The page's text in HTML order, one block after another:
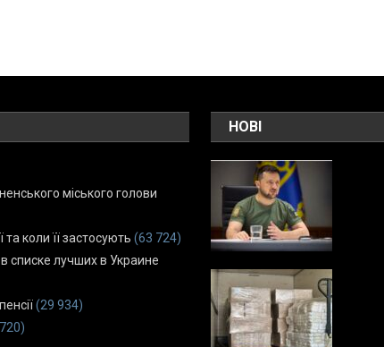
міського голови
коли її застосують (63 724)
списке лучших в Украине
(29 934)
НОВІ